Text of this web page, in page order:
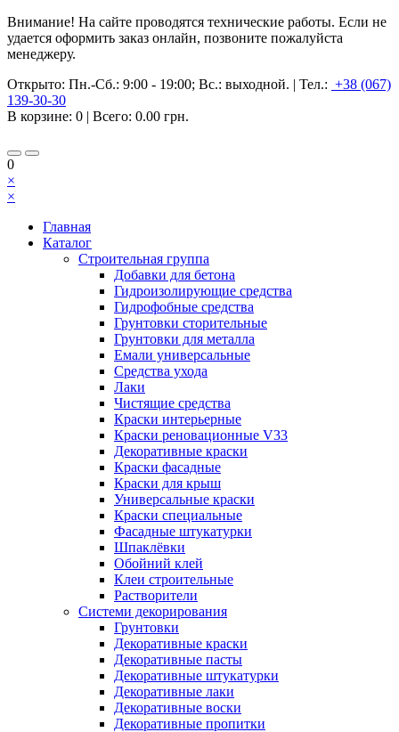
Внимание! На сайте проводятся технические работы. Если не
удается оформить заказ онлайн, позвоните пожалуйста
менеджеру.
Открыто: Пн.-Сб.: 9:00 - 19:00; Вс.: выходной. | Тел.: +38 (067)
139-30-30
В корзине: 0 | Всего: 0.00 грн.
0
×
×
Главная
Каталог
Строительная группа
Добавки для бетона
Гидроизолирующие средства
Гидрофобные средства
Грунтовки сторительные
Грунтовки для металла
Емали универсальные
Средства ухода
Лаки
Чистящие средства
Краски интерьерные
Краски реновационные V33
Декоративные краски
Краски фасадные
Краски для крыш
Универсальные краски
Краски специальные
Фасадные штукатурки
Шпаклёвки
Обойний клей
Клеи строительные
Растворители
Системи декорирования
Грунтовки
Декоративные краски
Декоративные пасты
Декоративные штукатурки
Декоративные лаки
Декоративные воски
Декоративные пропитки